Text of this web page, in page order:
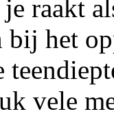
raakt
bij het
vele